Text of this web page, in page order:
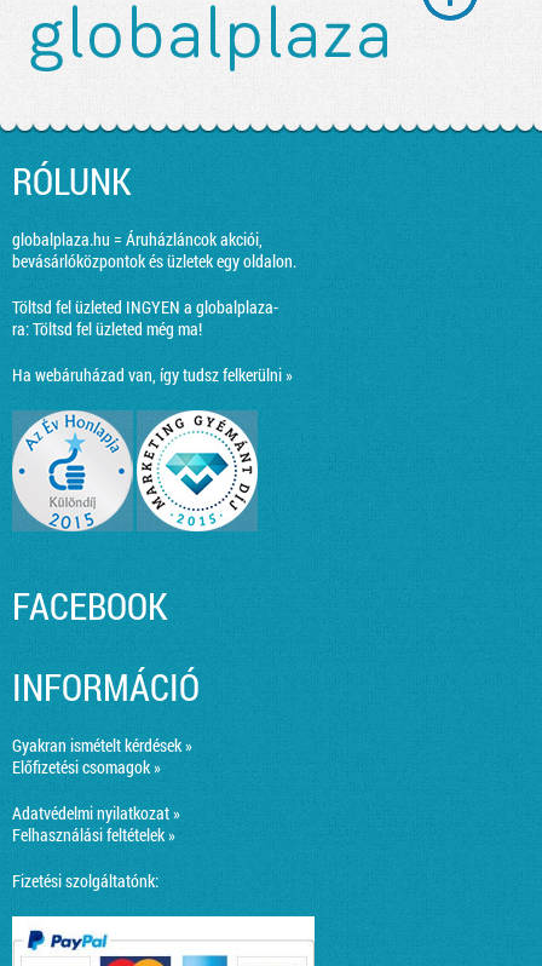
RÓLUNK
globalplaza.hu = Áruházláncok akciói,
bevásárlóközpontok és üzletek egy oldalon.
Töltsd fel üzleted INGYEN a globalplaza-
ra:Töltsd fel üzleted még ma!
Ha webáruházad van, így tudsz felkerülni »
FACEBOOK
INFORMÁCIÓ
Gyakran ismételt kérdések »
Előfizetési csomagok »
Adatvédelmi nyilatkozat »
Felhasználási feltételek »
Fizetési szolgáltatónk: